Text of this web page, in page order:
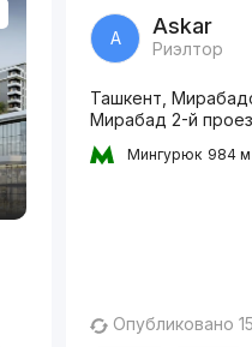
A Askar
Риэлтор
Ташкент,
Мирабад 2-й
Мингурюк 984 м
Опубликовано